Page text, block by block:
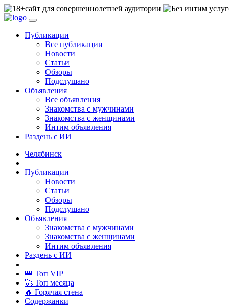
сайт для совершеннолетней аудитории
Публикации
Все публикации
Новости
Статьи
Обзоры
Подслушано
Объявления
Все объявления
Знакомства с мужчинами
Знакомства с женщинами
Интим объявления
Раздень с ИИ
Челябинск
Публикации
Новости
Статьи
Обзоры
Подслушано
Объявления
Знакомства с мужчинами
Знакомства с женщинами
Интим объявления
Раздень с ИИ
👑 Топ VIP
🚀 Топ месяца
🔥 Горячая стена
Содержанки